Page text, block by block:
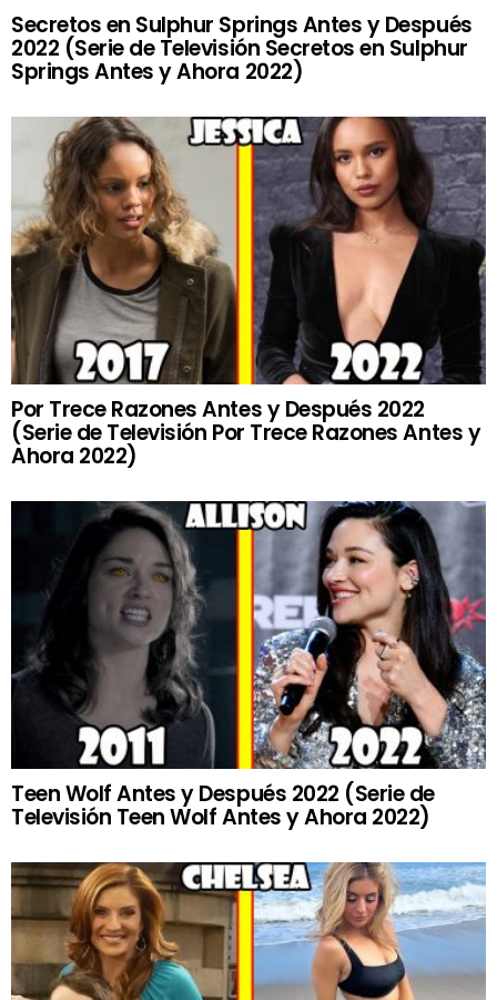
Secretos en Sulphur Springs Antes y Después
2022 (Serie de Televisión Secretos en Sulphur
Springs Antes y Ahora 2022)
Por Trece Razones Antes y Después 2022
(Serie de Televisión Por Trece Razones Antes y
Ahora 2022)
Teen Wolf Antes y Después 2022 (Serie de
Televisión Teen Wolf Antes y Ahora 2022)